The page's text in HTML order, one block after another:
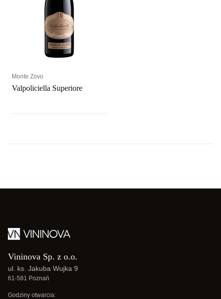
Monte Zovo
Valpoliciella Superiore
Vininova Sp. z o.o.
ul. ks. Jakuba Wujka 9
61-581 Poznań
Godziny otwarcia: